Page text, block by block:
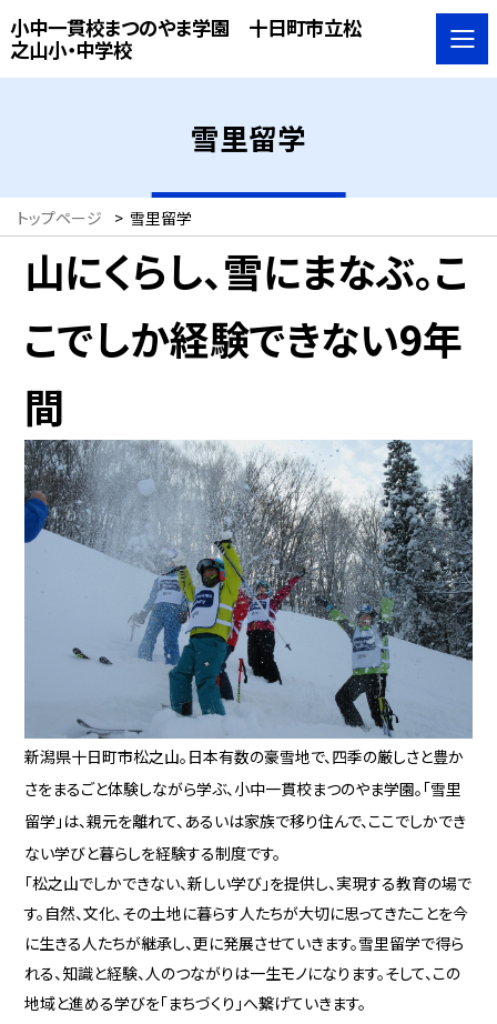
小中一貫校まつのやま学園 十日町市立松
之山小・中学校
雪里留学
トップページ > 雪里留学
山にくらし、雪にまなぶ。こ
こでしか経験できない9年
間
新潟県十日町市松之山。日本有数の豪雪地で、四季の厳しさと豊か
さをまるごと体験しながら学ぶ、小中一貫校まつのやま学園。「雪里
留学」は、親元を離れて、あるいは家族で移り住んで、ここでしかでき
ない学びと暮らしを経験する制度です。
「松之山でしかできない、新しい学び」を提供し、実現する教育の場で
す。自然、文化、その土地に暮らす人たちが大切に思ってきたことを今
に生きる人たちが継承し、更に発展させていきます。雪里留学で得ら
れる、知識と経験、人のつながりは一生モノになります。そして、この
地域と進める学びを「まちづくり」へ繋げていきます。